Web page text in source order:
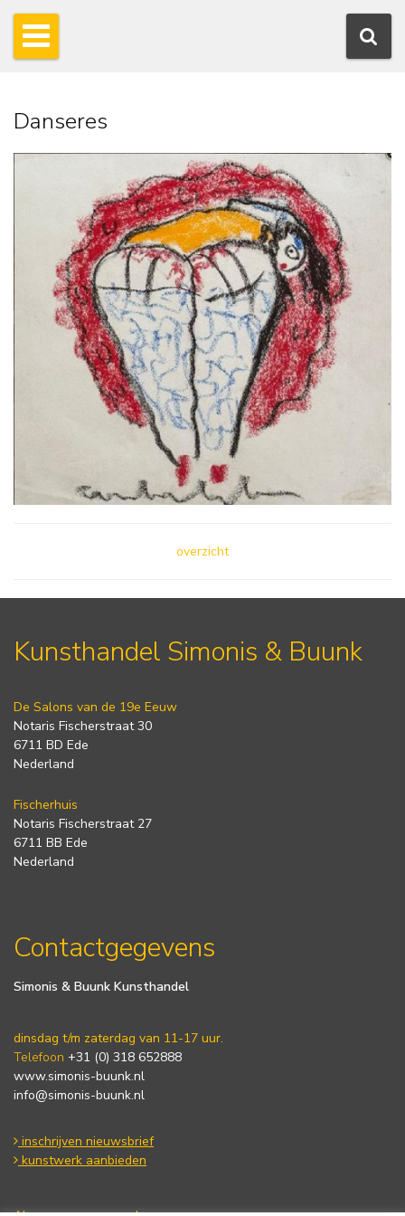
Danseres
overzicht
Kunsthandel Simonis & Buunk
De Salons van de 19e Eeuw
Notaris Fischerstraat 30
6711 BD Ede
Nederland
Fischerhuis
Notaris Fischerstraat 27
6711 BB Ede
Nederland
Contactgegevens
Simonis & Buunk Kunsthandel
dinsdag t/m zaterdag van 11-17 uur.
Telefoon +31 (0) 318 652888
www.simonis-buunk.nl
info@simonis-buunk.nl
inschrijven nieuwsbrief
kunstwerk aanbieden